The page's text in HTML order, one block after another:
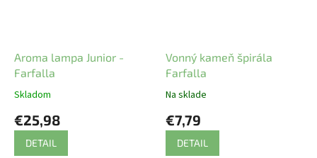
Aroma lampa Junior -
Farfalla
Skladom
€25,98
DETAIL
Vonný kameň špirála
Farfalla
Na sklade
€7,79
DETAIL